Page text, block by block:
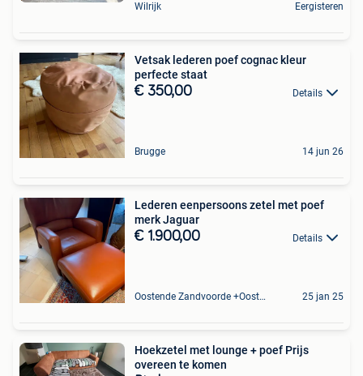
Wilrijk Eergisteren
Vetsak lederen poef cognac kleur
perfecte staat
€ 350,00 Details
Brugge 14 jun 26
Lederen eenpersoons zetel met poef
merk Jaguar
€ 1.900,00 Details
Oostende Zandvoorde +Oostende 25 jan 25
Hoekzetel met lounge + poef Prijs
overeen te komen